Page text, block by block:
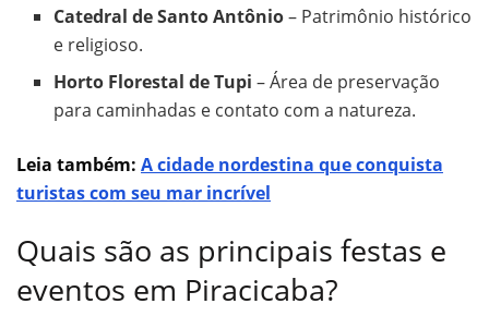
Catedral de Santo Antônio– Patrimônio histórico
e religioso.
Horto Florestal de Tupi – Área de preservação
para caminhadas e contato com a natureza.
Leia também: A cidade nordestina que conquista
turistas com seu mar incrível
Quais são as principais festas e
eventos em Piracicaba?